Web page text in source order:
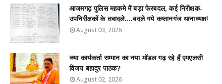
आजमगढ़ पुलिस महकमे में बड़ा फेरबदल, कई निरीक्षक-
उपनिरीक्षकों के तबादले....बदले गये कप्तानगंज थानाध्यक्ष!
August 03, 2026
क्या कार्यकर्ता सम्मान का नया मॉडल गढ़ रहे हैं एमएलसी
विजय बहादुर पाठक?
August 02, 2026